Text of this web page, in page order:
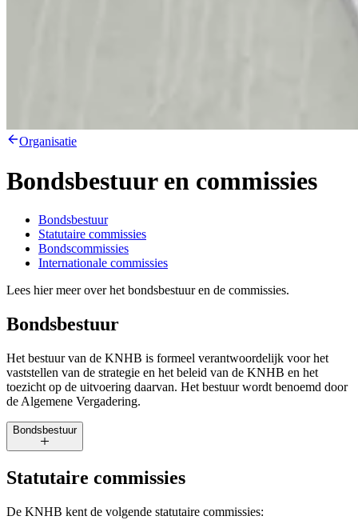
Organisatie
Bondsbestuur en commissies
Bondsbestuur
Statutaire commissies
Bondscommissies
Internationale commissies
Lees hier meer over het bondsbestuur en de commissies.
Bondsbestuur
Het bestuur van de KNHB is formeel verantwoordelijk voor het
vaststellen van de strategie en het beleid van de KNHB en het
toezicht op de uitvoering daarvan. Het bestuur wordt benoemd door
de Algemene Vergadering.
Bondsbestuur
Statutaire commissies
De KNHB kent de volgende statutaire commissies: